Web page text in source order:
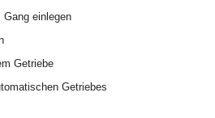
einlegen
Getriebe
Getriebes